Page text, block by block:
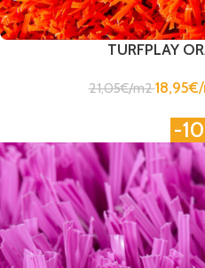
TURFPLAY
21,05€/m218,95€
-